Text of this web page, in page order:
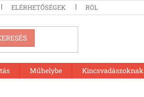
ELÉRHETŐSÉGEK RÓLUNK
Műhelybe
Kincsvadászoknak